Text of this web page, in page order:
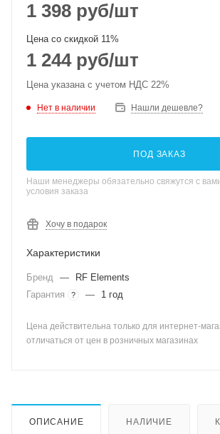
1 398 руб/шт
Цена со скидкой 11%
1 244руб/шт
Цена указана с учетом НДС 22%
Нет в наличии Нашли дешевле?
ПОД ЗАКАЗ
Наши менеджеры обязательно свяжутся с
условия заказа
Хочу в подарок
Характеристики
Бренд —
RF Elements
Гарантия
? — 1 год
Цена действительна только для интернет-
отличаться от цен в розничных магазинах
ОПИСАНИЕ НАЛИЧИЕ